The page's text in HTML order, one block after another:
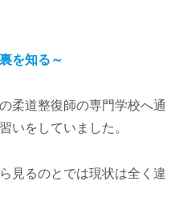
を知る～
柔道整復師の専門学校へ通
いをしていました。
見るのとでは現状は全く違